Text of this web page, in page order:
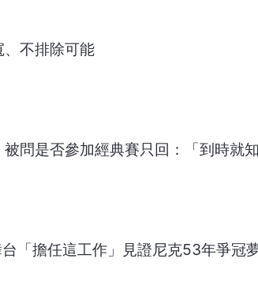
不排除可能
問是否參加經典賽只回：「到時就
「擔任這工作」見證尼克53年爭冠